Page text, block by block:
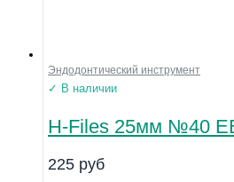
Эндодонтический инструмент
✓ В наличии
H-Files 25мм №40
225 руб